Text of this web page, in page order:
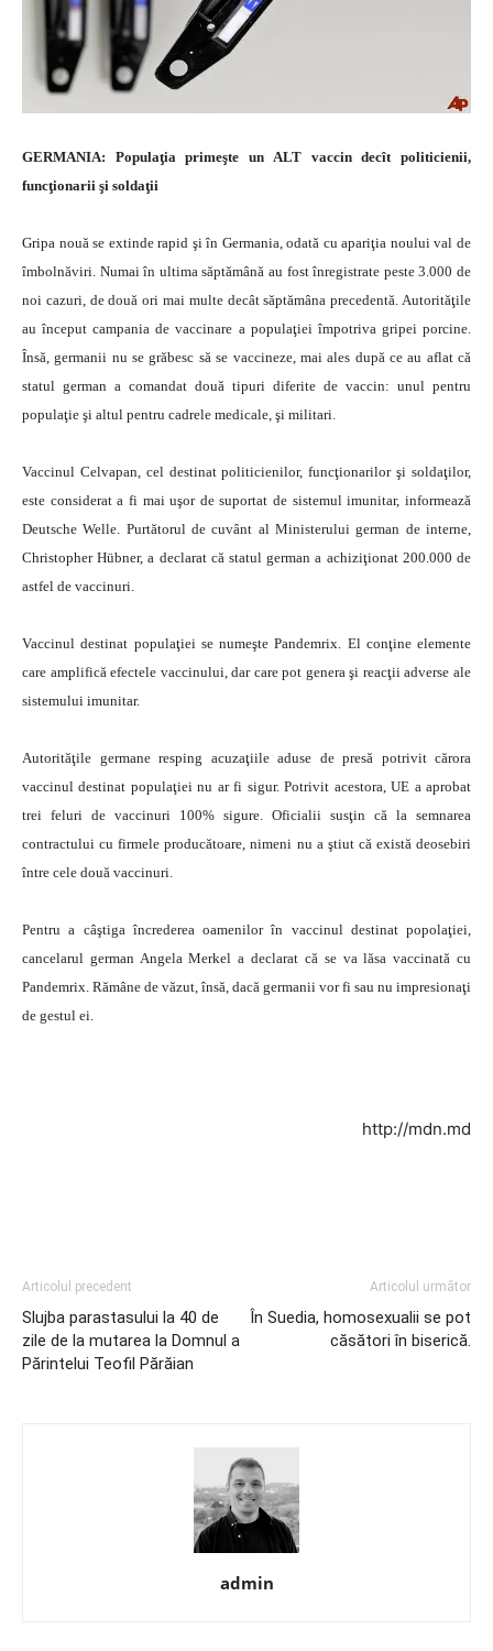
GERMANIA: Populaţia primeşte un ALT vaccin decît politicienii,
funcţionarii şi soldaţii
Gripa nouă se extinde rapid şi în Germania, odată cu apariţia noului val de
îmbolnăviri. Numai în ultima săptămână au fost înregistrate peste 3.000 de
noi cazuri, de două ori mai multe decât săptămâna precedentă. Autorităţile
au început campania de vaccinare a populaţiei împotriva gripei porcine.
Însă, germanii nu se grăbesc să se vaccineze, mai ales după ce au aflat că
statul german a comandat două tipuri diferite de vaccin: unul pentru
populaţie şi altul pentru cadrele medicale, şi militari.
Vaccinul Celvapan, cel destinat politicienilor, funcţionarilor şi soldaţilor,
este considerat a fi mai uşor de suportat de sistemul imunitar, informează
Deutsche Welle. Purtătorul de cuvânt al Ministerului german de interne,
Christopher Hübner, a declarat că statul german a achiziţionat 200.000 de
astfel de vaccinuri.
Vaccinul destinat populaţiei se numeşte Pandemrix. El conţine elemente
care amplifică efectele vaccinului, dar care pot genera şi reacţii adverse ale
sistemului imunitar.
Autorităţile germane resping acuzaţiile aduse de presă potrivit cărora
vaccinul destinat populaţiei nu ar fi sigur. Potrivit acestora, UE a aprobat
trei feluri de vaccinuri 100% sigure. Oficialii susţin că la semnarea
contractului cu firmele producătoare, nimeni nu a ştiut că există deosebiri
între cele două vaccinuri.
Pentru a câştiga încrederea oamenilor în vaccinul destinat popolaţiei,
cancelarul german Angela Merkel a declarat că se va lăsa vaccinată cu
Pandemrix. Rămâne de văzut, însă, dacă germanii vor fi sau nu impresionaţi
de gestul ei.
http://mdn.md
Articolul precedent
Slujba parastasului la 40 de
zile de la mutarea la Domnul a
Părintelui Teofil Părăian
Articolul următor
În Suedia, homosexualii se pot
căsători în biserică.
admin